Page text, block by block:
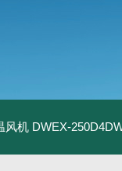
风机 DWEX-